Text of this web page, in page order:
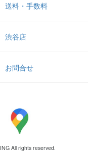
送料・手数料
渋谷店
お問合せ
All rights reserved.